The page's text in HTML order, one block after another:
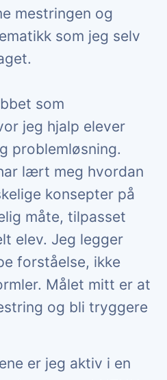
mestringen og
som jeg selv
som
jeg hjalp elever
problemløsning.
lært meg hvordan
konsepter på
måte, tilpasset
elev. Jeg legger
forståelse, ikke
Målet mitt er at
og bli tryggere
er jeg aktiv i en